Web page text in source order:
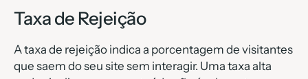
Taxa de Rejeição
A taxa de rejeição indica a porcentagem de visitantes
que saem do seu site sem interagir. Uma taxa alta